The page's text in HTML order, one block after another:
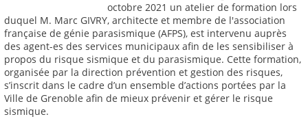
octobre 2021 un atelier de formation lors
duquel M. Marc GIVRY, architecte et membre de l'association
française de génie parasismique (AFPS), est intervenu auprès
des agent-es des services municipaux afin de les sensibiliser à
propos du risque sismique et du parasismique. Cette formation,
organisée par la direction prévention et gestion des risques,
s’inscrit dans le cadre d’un ensemble d’actions portées par la
Ville de Grenoble afin de mieux prévenir et gérer le risque
sismique.